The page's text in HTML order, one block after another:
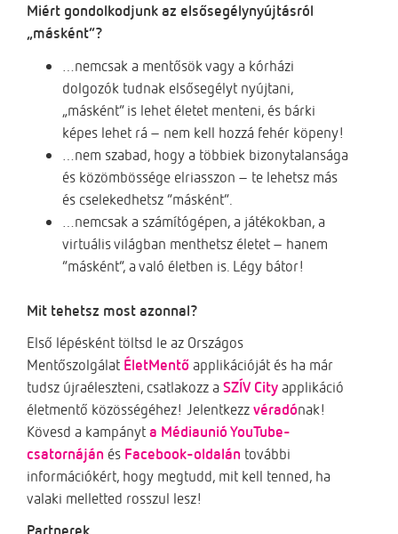
Miért gondolkodjunk az elsősegélynyújtásról
„másként”?
…nemcsak a mentősök vagy a kórházi
dolgozók tudnak elsősegélyt nyújtani,
„másként” is lehet életet menteni, és bárki
képes lehet rá – nem kell hozzá fehér köpeny!
…nem szabad, hogy a többiek bizonytalansága
és közömbössége elriasszon – te lehetsz más
és cselekedhetsz “másként”.
…nemcsak a számítógépen, a játékokban, a
virtuális világban menthetsz életet – hanem
“másként”, a való életben is. Légy bátor!
Mit tehetsz most azonnal?
Első lépésként töltsd le az Országos
Mentőszolgálat ÉletMentőapplikációját és ha már
tudsz újraéleszteni, csatlakozz a SZÍV Cityapplikáció
életmentő közösségéhez! Jelentkezzvéradónak!
Kövesd a kampányta Médiaunió YouTube-
csatornáján és Facebook-oldalán további
információkért, hogy megtudd, mit kell tenned, ha
valaki melletted rosszul lesz!
Partnerek